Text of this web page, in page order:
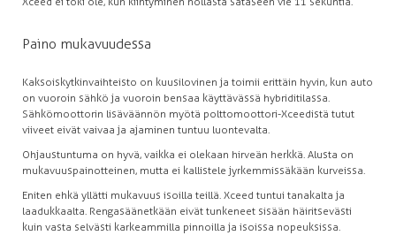
Paino mukavuudessa
Kaksoiskytkinvaihteisto on kuusilovinen ja toimii erittäin hyvin, kun auto
on vuoroin sähkö ja vuoroin bensaa käyttävässä hybriditilassa.
Sähkömoottorin lisäväännön myötä polttomoottori-Xceedistä tutut
viiveet eivät vaivaa ja ajaminen tuntuu luontevalta.
Ohjaustuntuma on hyvä, vaikka ei olekaan hirveän herkkä. Alusta on
mukavuuspainotteinen, mutta ei kallistele jyrkemmissäkään kurveissa.
Eniten ehkä yllätti mukavuus isoilla teillä. Xceed tuntui tanakalta ja
laadukkaalta. Rengasäänetkään eivät tunkeneet sisään häiritsevästi
kuin vasta selvästi karkeammilla pinnoilla ja isoissa nopeuksissa.